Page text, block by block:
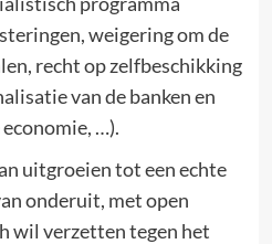
weigering om de
recht op zelfbeschikking
van de banken en
…).
uitgroeien tot een echte
onderuit, met open
wil verzetten tegen het